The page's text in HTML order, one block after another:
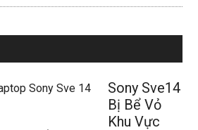
Sony Sve14
Bị Bể Vỏ
Khu Vực